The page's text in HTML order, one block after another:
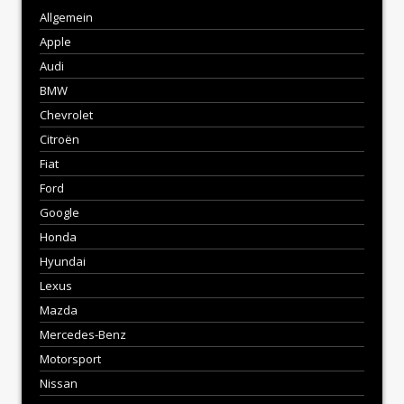
Allgemein
Apple
Audi
BMW
Chevrolet
Citroën
Fiat
Ford
Google
Honda
Hyundai
Lexus
Mazda
Mercedes-Benz
Motorsport
Nissan